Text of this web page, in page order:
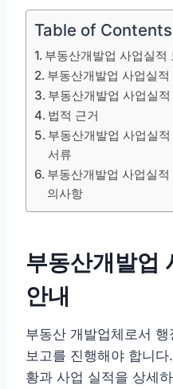
Table of Contents
부동산개발업 사업실적
부동산개발업 사업실
부동산개발업 사업실
법적 근거
부동산개발업 사업실
서류
부동산개발업 사업실
의사항
부동산개발업
안내
부동산 개발업체로서
보고를 진행해야 합니
황과 사업 실적을 상세